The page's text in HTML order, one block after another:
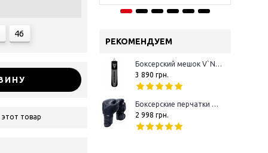
РЕКОМЕНДУЕМ
Боксерский мешок V`Noks Boxing Machine Black 1.5 м 50-60 кг
3 890 грн.
Боксерские перчатки V`Noks Boxing Machine 10 oz
2 998 грн.
46
этот товар